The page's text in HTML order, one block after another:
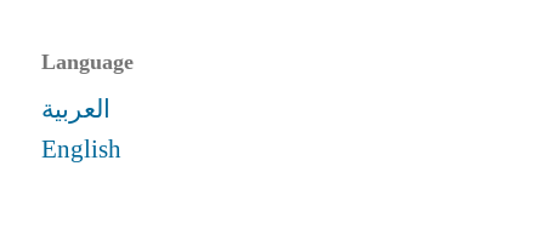
Language
العربية
English